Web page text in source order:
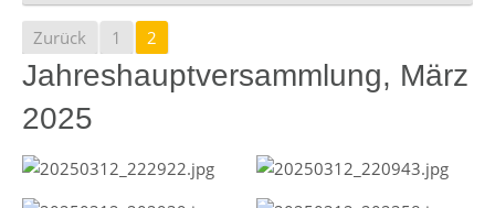
Zurück 1 2
Jahreshauptversammlung, März
2025